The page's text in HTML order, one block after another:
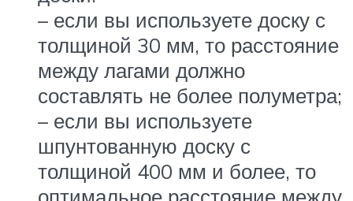
– если вы используете доску с
толщиной 30 мм, то расстояние
между лагами должно
составлять не более полуметра;
– если вы используете
шпунтованную доску с
толщиной 400 мм и более, то